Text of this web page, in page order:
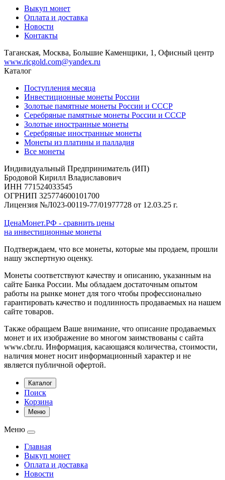
Выкуп монет
Оплата и доставка
Новости
Контакты
Таганская, Москва, Большие Каменщики, 1, Офисный центр
www.ricgold.com@yandex.ru
Каталог
Поступления месяца
Инвестиционные монеты России
Золотые памятные монеты России и СССР
Серебряные памятные монеты России и СССР
Золотые иностранные монеты
Серебряные иностранные монеты
Монеты из платины и палладия
Все монеты
Индивидуальный Предприниматель (ИП)
Бродовой Кирилл Владиславович
ИНН 771524033545
ОГРНИП 325774600101700
Лицензия №Л023-00119-77/01977728 от 12.03.25 г.
ЦенаМонет.РФ - сравнить цены
на инвестиционные монеты
Подтверждаем, что все монеты, которые мы продаем, прошли
нашу экспертную оценку.
Монеты соответствуют качеству и описанию, указанным на
сайте Банка России. Мы обладаем достаточным опытом
работы на рынке монет для того чтобы профессионально
гарантировать качество и подлинность продаваемых на нашем
сайте товаров.
Также обращаем Ваше внимание, что описание продаваемых
монет и их изображение во многом заимствованы с сайта
www.cbr.ru. Информация, касающаяся количества, стоимости,
наличия монет носит информационный характер и не
является публичной офертой.
Каталог
Поиск
Корзина
Меню
Меню
Главная
Выкуп монет
Оплата и доставка
Новости